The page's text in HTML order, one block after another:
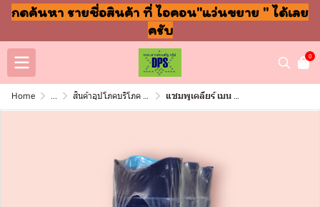
กดค้นหา รายชื่อสินค้า ที่ ไอคอน"แว่นขยาย " ได้เลย
ครับ
0
Home ... สินค้าอุปโภคบริโภค แชมพู สบู่ แปรงฟัน แชมพูเคลียร์ เมน 120ml 55บาท ซีอาร์7 (แพ็ค3ขวด)